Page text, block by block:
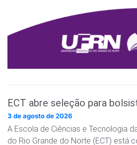
ECT abre seleção para
3 de agosto de 2026
A Escola de Ciências e Tecnologia
do Rio Grande do Norte (ECT) está